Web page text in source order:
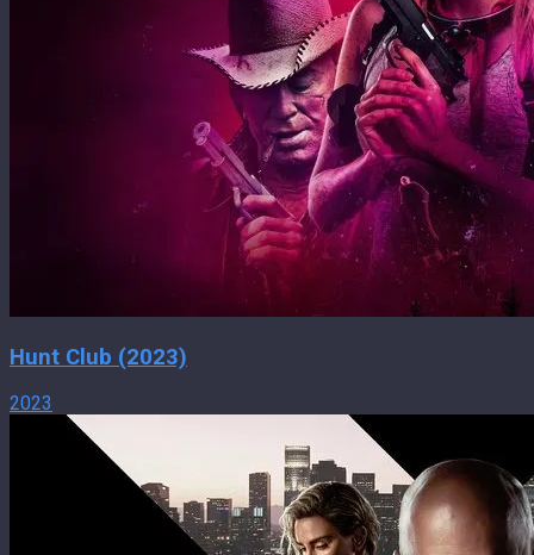
Hunt Club (2023)
2023